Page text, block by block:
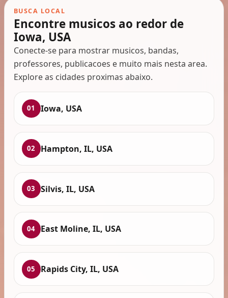
BUSCA LOCAL
Encontre musicos ao redor de
Iowa, USA
Conecte-se para mostrar musicos, bandas,
professores, publicacoes e muito mais nesta area.
Explore as cidades proximas abaixo.
01 Iowa, USA
02 Hampton, IL, USA
03 Silvis, IL, USA
04 East Moline, IL, USA
05 Rapids City, IL, USA